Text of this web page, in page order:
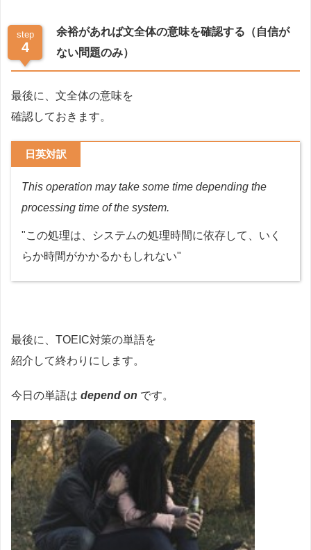
step
4
余裕があれば文全体の意味を確認する（自信が
ない問題のみ）
最後に、文全体の意味を
確認しておきます。
日英対訳
This operation may take some time depending the
processing time of the system.
"この処理は、システムの処理時間に依存して、いく
らか時間がかかるかもしれない"
最後に、TOEIC対策の単語を
紹介して終わりにします。
今日の単語は depend on です。